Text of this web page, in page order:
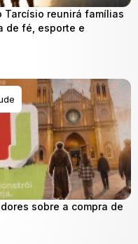
Tarcísio reunirá famílias
de fé, esporte e
sobre a compra de